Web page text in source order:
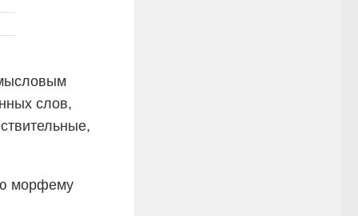
слов,
морфему